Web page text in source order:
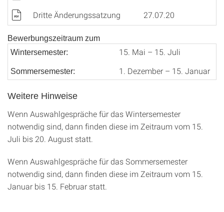
Dritte Änderungssatzung
27.07.20
Bewerbungszeitraum zum
Wintersemester:
15. Mai – 15. Juli
Sommersemester: 1. Dezember – 15. Januar
Weitere Hinweise
Wenn Auswahlgespräche für das Wintersemester
notwendig sind, dann finden diese im Zeitraum vom 15.
Juli bis 20. August statt.
Wenn Auswahlgespräche für das Sommersemester
notwendig sind, dann finden diese im Zeitraum vom 15.
Januar bis 15. Februar statt.